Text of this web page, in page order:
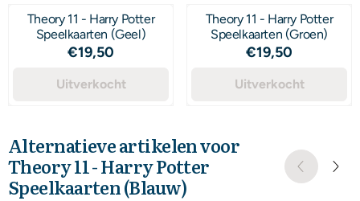
Theory 11 - Harry Potter
Speelkaarten (Geel)
Prijs: 19,50
€19,50
Uitverkocht
Theory 11 - Harry Potter
Speelkaarten (Groen)
Prijs: 19,50
€19,50
Uitverkocht
Alternatieve artikelen voor
Theory 11 - Harry Potter
Speelkaarten (Blauw)